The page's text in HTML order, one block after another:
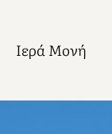
Ιερά Μονή